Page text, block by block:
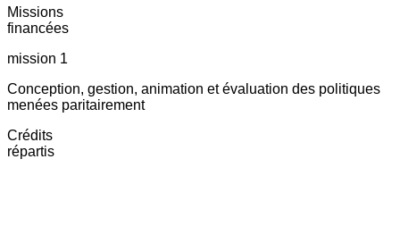
Missions
financées
mission 1
Conception, gestion, animation et évaluation des politiques
menées paritairement
Crédits
répartis